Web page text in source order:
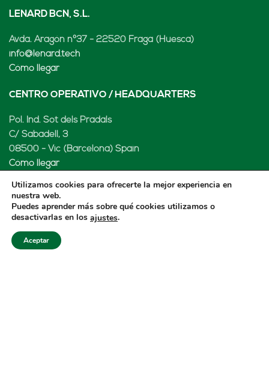
LENARD BCN, S.L.
Avda. Aragón nº37 - 22520 Fraga (Huesca)
info@lenard.tech
Cómo llegar
CENTRO OPERATIVO / HEADQUARTERS
Pol. Ind. Sot dels Pradals
C/ Sabadell, 3
08500 - Vic (Barcelona) Spain
Cómo llegar
LENARD MX, S de RL de CV
Rio Atoyac 30. Parque Industrial Empresarial
Utilizamos cookies para ofrecerte la mejor experiencia en
nuestra web.
Puedes aprender más sobre qué cookies utilizamos o
desactivarlas en los ajustes.
Aceptar